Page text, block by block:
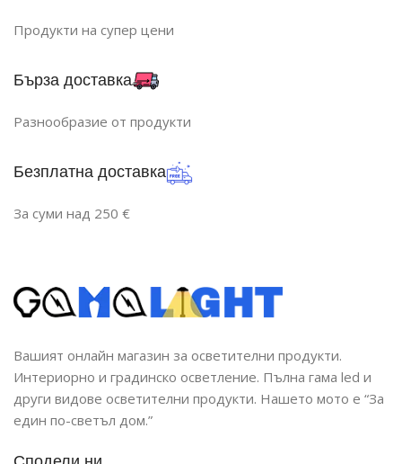
Продукти на супер цени
Бърза доставка
Разнообразие от продукти
Безплатна доставка
За суми над 250 €
Вашият онлайн магазин за осветителни продукти.
Интериорно и градинско осветление. Пълна гама led и
други видове осветителни продукти. Нашето мото е “За
един по-светъл дом.”